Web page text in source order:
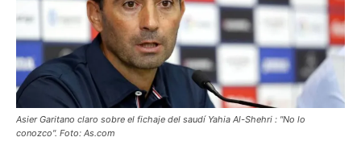
Asier Garitano claro sobre el fichaje del saudí Yahia Al-Shehri : "No lo
conozco". Foto: As.com